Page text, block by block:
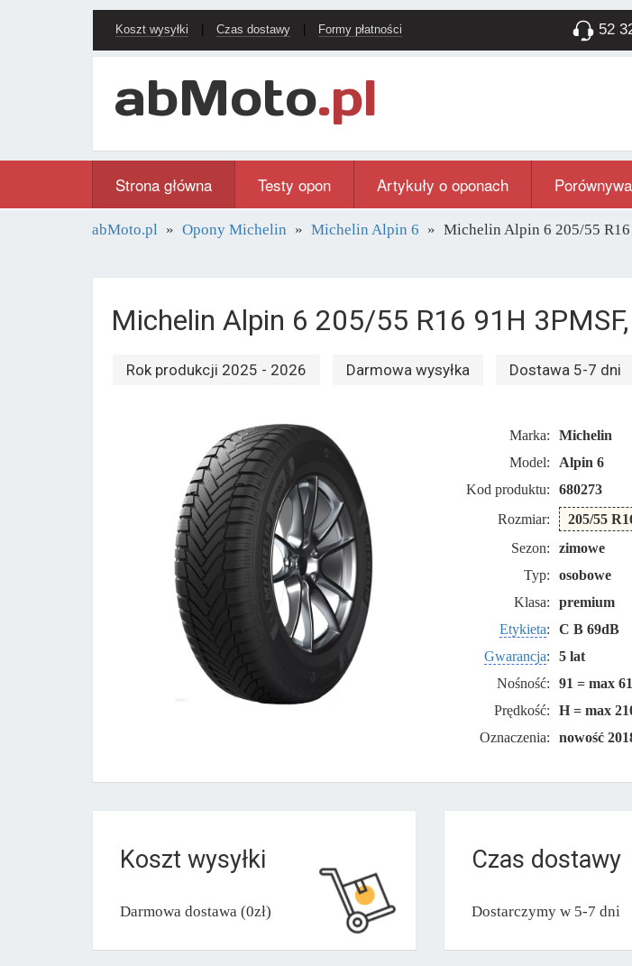
Koszt wysyłki Czas dostawy Formy płatności 52
Strona główna Testy opon Artykuły o oponach
abMoto.pl Opony Michelin Michelin Alpin 6 Michelin Alpin 6 205/55
Michelin Alpin 6 205/55 R16 91H
Rok produkcji 2025 - 2026 Darmowa wysyłka Dostawa 5-7 dni
Marka:
Michelin
Model:
Alpin 6
Kod produktu:
680273
Rozmiar:
Sezon:
zimowe
Typ:
osobowe
Klasa:
premium
Etykieta:
C B 69dB
Gwarancja:
5 lat
Nośność:
91 = max
Prędkość:
H = max
Oznaczenia:
nowość
Koszt wysyłki
Darmowa dostawa (0zł)
Czas dostawy
Dostarczymy w 5-7 dni